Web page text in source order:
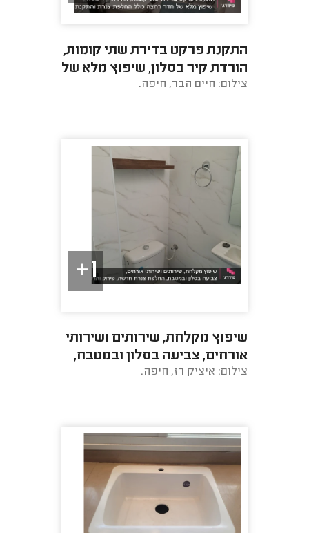
התקנת פרקט בדירת שתי קומות,
הורדת קיר בסלון, שיפוץ מלא של
חדר רחצה כולל החלפת צנרת
צילום: חיים הבר, חיפה.
1+
שיפוץ מקלחת, שירותים ושירותי
אורחים, צביעה בסלון ובמטבח,
החלפת צנרת חדשה, פירוק
צילום: איציק רז, חיפה.